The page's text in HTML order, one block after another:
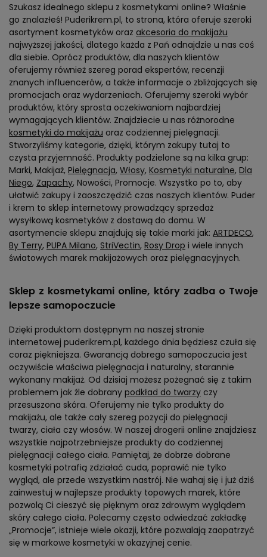
Szukasz idealnego sklepu z kosmetykami online? Właśnie
go znalazłeś! Puderikrem.pl, to strona, która oferuje szeroki
asortyment kosmetyków oraz akcesoria do makijażu
najwyższej jakości, dlatego każda z Pań odnajdzie u nas coś
dla siebie. Oprócz produktów, dla naszych klientów
oferujemy również szereg porad ekspertów, recenzji
znanych influencerów, a także informacje o zbliżających się
promocjach oraz wydarzeniach. Oferujemy szeroki wybór
produktów, który sprosta oczekiwaniom najbardziej
wymagających klientów. Znajdziecie u nas różnorodne
kosmetyki do makijażu oraz codziennej pielęgnacji.
Stworzyliśmy kategorie, dzięki, którym zakupy tutaj to
czysta przyjemność. Produkty podzielone są na kilka grup:
Marki, Makijaż, Pielęgnacja, Włosy, Kosmetyki naturalne, Dla
Niego, Zapachy, Nowości, Promocje. Wszystko po to, aby
ułatwić zakupy i zaoszczędzić czas naszych klientów. Puder
i krem to sklep internetowy prowadzący sprzedaż
wysyłkową kosmetyków z dostawą do domu. W
asortymencie sklepu znajdują się takie marki jak: ARTDECO,
By Terry, PUPA Milano, StriVectin, Rosy Drop i wiele innych
światowych marek makijażowych oraz pielęgnacyjnych.
Sklep z kosmetykami online, który zadba o Twoje
lepsze samopoczucie
Dzięki produktom dostępnym na naszej stronie
internetowej puderikrem.pl, każdego dnia będziesz czuła się
coraz piękniejsza. Gwarancją dobrego samopoczucia jest
oczywiście właściwa pielęgnacja i naturalny, starannie
wykonany makijaż. Od dzisiaj możesz pożegnać się z takim
problemem jak źle dobrany podkład do twarzy czy
przesuszona skóra. Oferujemy nie tylko produkty do
makijażu, ale także cały szereg pozycji do pielęgnacji
twarzy, ciała czy włosów. W naszej drogerii online znajdziesz
wszystkie najpotrzebniejsze produkty do codziennej
pielęgnacji całego ciała. Pamiętaj, że dobrze dobrane
kosmetyki potrafią zdziałać cuda, poprawić nie tylko
wygląd, ale przede wszystkim nastrój. Nie wahaj się i już dziś
zainwestuj w najlepsze produkty topowych marek, które
pozwolą Ci cieszyć się pięknym oraz zdrowym wyglądem
skóry całego ciała. Polecamy często odwiedzać zakładkę
„Promocje”, istnieje wiele okazji, które pozwalają zaopatrzyć
się w markowe kosmetyki w okazyjnej cenie.